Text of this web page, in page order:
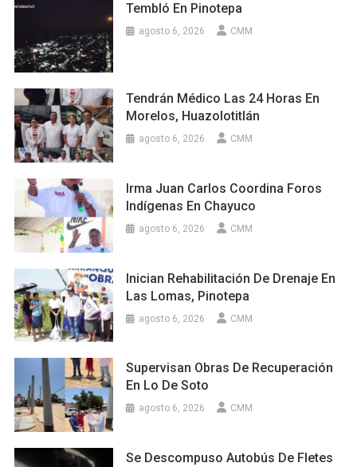
Tembló En Pinotepa
agosto 6, 2026 CMM
Tendrán Médico Las 24 Horas En
Morelos, Huazolotitlán
agosto 6, 2026 CMM
Irma Juan Carlos Coordina Foros
Indígenas En Chayuco
agosto 6, 2026 CMM
Inician Rehabilitación De Drenaje En
Las Lomas, Pinotepa
agosto 6, 2026 CMM
Supervisan Obras De Recuperación
En Lo De Soto
agosto 6, 2026 CMM
Se Descompuso Autobús De Fletes